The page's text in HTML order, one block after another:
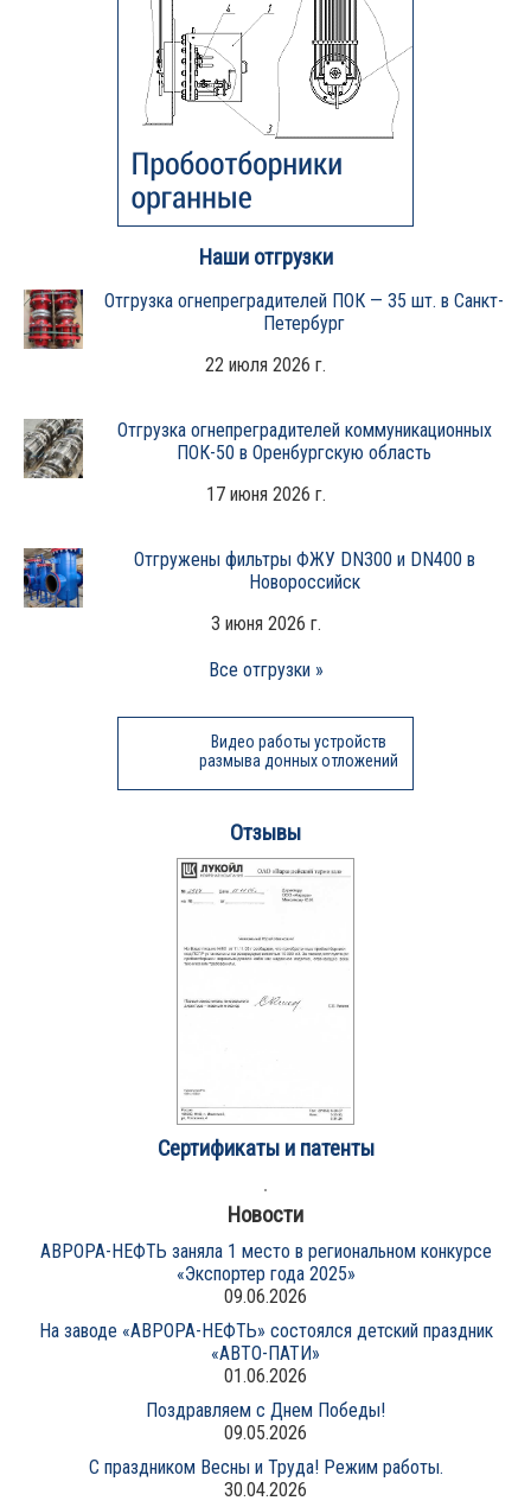
Наши отгрузки
Отгрузка огнепреградителей ПОК — 35 шт. в Санкт-
Петербург
22 июля 2026 г.
Отгрузка огнепреградителей коммуникационных
ПОК-50 в Оренбургскую область
17 июня 2026 г.
Отгружены фильтры ФЖУ DN300 и DN400 в
Новороссийск
3 июня 2026 г.
Все отгрузки »
Видео работы устройств
размыва донных отложений
Отзывы
Сертификаты и патенты
Новости
АВРОРА-НЕФТЬ заняла 1 место в региональном конкурсе
«Экспортер года 2025»
09.06.2026
На заводе «АВРОРА-НЕФТЬ» состоялся детский праздник
«АВТО-ПАТИ»
01.06.2026
Поздравляем с Днем Победы!
09.05.2026
С праздником Весны и Труда! Режим работы.
30.04.2026